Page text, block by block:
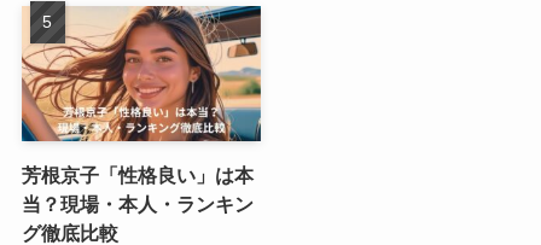
芳根京子「性格良い」は本
当？現場・本人・ランキン
グ徹底比較